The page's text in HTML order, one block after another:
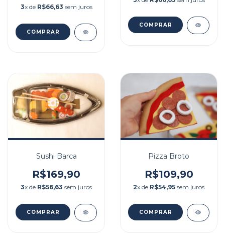
3x de R$66,63 sem juros
Sushi Barca
R$169,90
3x de R$56,63 sem juros
Pizza Broto
R$109,90
2x de R$54,95 sem juros